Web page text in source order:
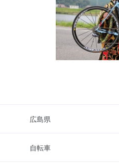
広島県
自転車